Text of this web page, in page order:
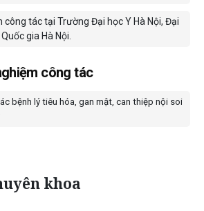
tác tại Trường Đại học Y Hà Nội, Đại
gia Hà Nội.
công tác
bệnh lý tiêu hóa, gan mật, can thiệp nội soi
khoa